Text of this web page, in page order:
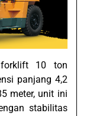
forklift 10 ton
panjang 4,2
meter, unit ini
stabilitas